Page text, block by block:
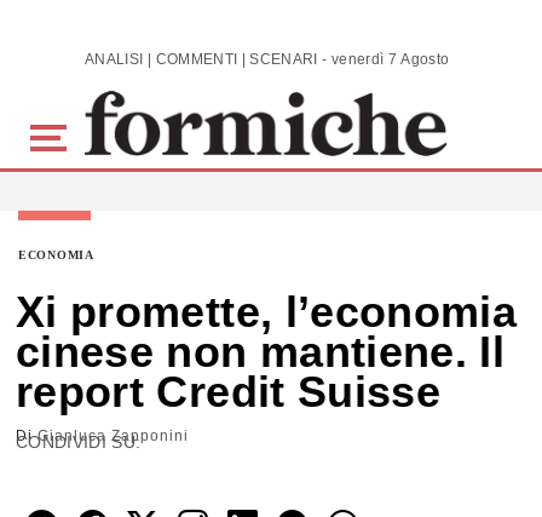
Skip to main content ANALISI | COMMENTI | SCENARI - venerdì 7 Agosto 2026
ECONOMIA
Xi promette, l’economia
cinese non mantiene. Il
report Credit Suisse
DiGianluca Zapponini
CONDIVIDI SU: